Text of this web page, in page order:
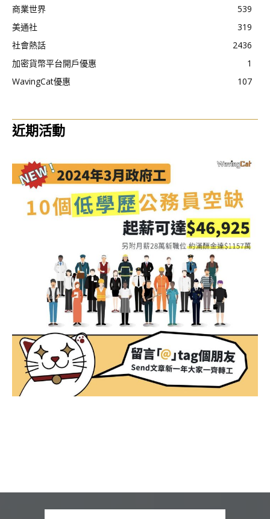
商業世界
539
美通社
319
社會熱話
2436
加密貨幣平台開戶優惠
1
WavingCat優惠
107
近期活動